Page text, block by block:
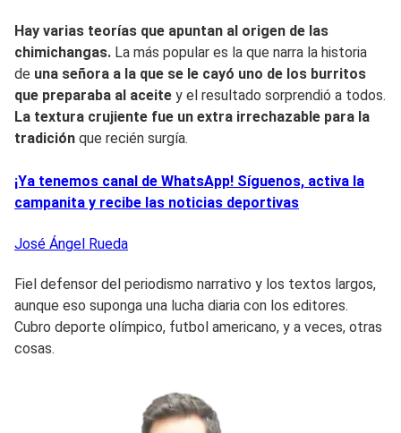
Hay varias teorías que apuntan al origen de las
chimichangas. La más popular es la que narra la historia
de una señora a la que se le cayó uno de los burritos
que preparaba al aceite y el resultado sorprendió a todos.
La textura crujiente fue un extra irrechazable para la
tradición que recién surgía.
¡Ya tenemos canal de WhatsApp! Síguenos, activa la
campanita y recibe las noticias deportivas
José Ángel Rueda
Fiel defensor del periodismo narrativo y los textos largos,
aunque eso suponga una lucha diaria con los editores.
Cubro deporte olímpico, futbol americano, y a veces, otras
cosas.